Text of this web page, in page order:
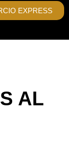
EXPRESS
AL